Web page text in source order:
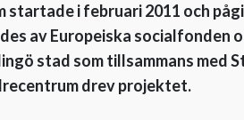
startade i februari 2011 och
av Europeiska socialfonden
stad som tillsammans med
drev projektet.